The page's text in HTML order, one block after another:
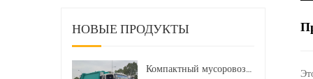
НОВЫЕ ПРОДУКТЫ
Компактный мусоровоз HOWO LHD 4x2 160 л.с. 12 куб. м